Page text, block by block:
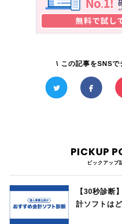
\ この記事をSNSで
PICKUP
ピックアップ
【30秒診断
計ソフトは